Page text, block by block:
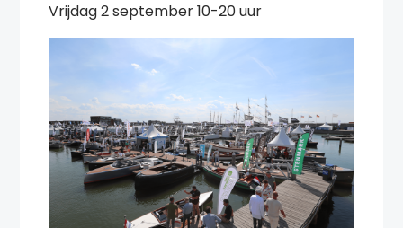
Vrijdag 2 september 10-20 uur